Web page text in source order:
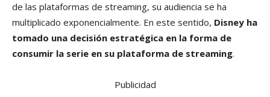
de las plataformas de streaming, su audiencia se ha
multiplicado exponencialmente. En este sentido, Disney ha
tomado una decisión estratégica en la forma de
consumir la serie en su plataforma de streaming.
Publicidad